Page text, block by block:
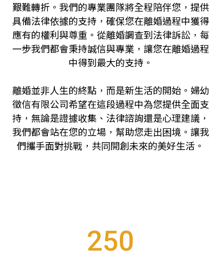
艱難轉折。我們的專業團隊將全程陪伴您，提供
具備法律依據的支持，確保您在離婚過程中獲得
應有的權利與尊重。從離婚調查到法律訴訟，每
一步我們都會秉持誠信與專業，讓您在離婚過程
中得到最大的支持。
離婚並非人生的終點，而是新生活的開始。婦幼
徵信有限公司希望在這段過程中為您提供全面支
持，無論是證據收集、法律諮詢還是心理建議，
我們都會站在您的立場，幫助您走出困境。讓我
們攜手面對挑戰，共同開創未來的美好生活。
250